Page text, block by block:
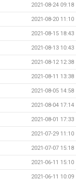
2021-08-24 09:18
2021-08-20 11:10
2021-08-15 18:43
2021-08-13 10:43
2021-08-12 12:38
2021-08-11 13:38
2021-08-05 14:58
2021-08-04 17:14
2021-08-01 17:33
2021-07-29 11:10
2021-07-07 15:18
2021-06-11 15:10
2021-06-11 10:09